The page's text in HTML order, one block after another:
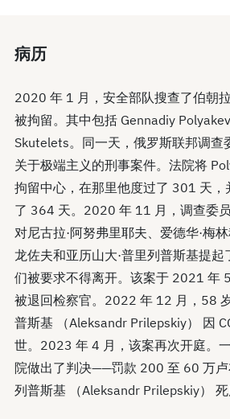
病历
2020 年 1 月，安全部队搜查了伯朝
被拘留。其中包括 Gennadiy
Skutelets。同一天，俄罗斯联邦调查
关于极端主义的刑事案件。法院将
拘留中心，在那里他度过了 301 天，
了 364 天。2020 年 11 月，调查委
对尼古拉·阿努弗里耶夫、爱德华·梅
龙佐夫和亚历山大·普里列普斯基提
们被要求不得离开。该案于 2021 年
被退回检察官。2022 年 12 月，58
普斯基 （Aleksandr Prilepskiy） 因
世。2023 年 4 月，该案再次开庭。
院做出了判决——罚款 200 至 60 万卢
列普斯基 （Aleksandr Prilepskiy） 死